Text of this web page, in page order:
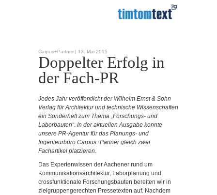
Carpus+Partner | 13. Mai 2015
Doppelter Erfolg in
der Fach-PR
Jedes Jahr veröffentlicht der Wilhelm Ernst & Sohn
Verlag für Architektur und technische Wissenschaften
ein Sonderheft zum Thema „Forschungs- und
Laborbauten“. In der aktuellen Ausgabe konnte
unsere PR-Agentur für das Planungs- und
Ingenieurbüro Carpus+Partner gleich zwei
Fachartikel platzieren.
Das Expertenwissen der Aachener rund um
Kommunikationsarchitektur, Laborplanung und
crossfunktionale Forschungsbauten bereiten wir in
zielgruppengerechten Pressetexten auf. Nachdem